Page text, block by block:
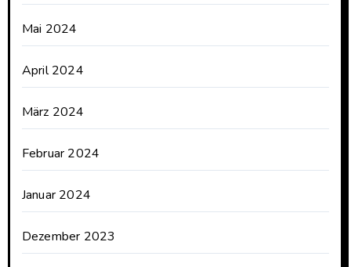
Mai 2024
April 2024
März 2024
Februar 2024
Januar 2024
Dezember 2023